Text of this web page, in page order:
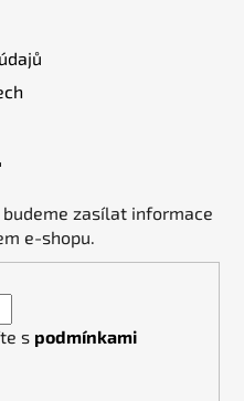
zasílat informace
e-shopu.
s podmínkami